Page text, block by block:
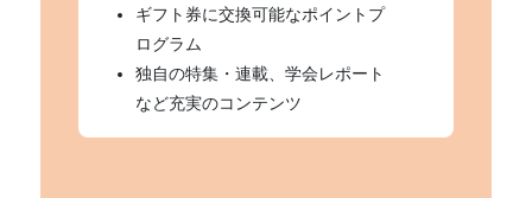
ギフト券に交換可能なポイントプ
ログラム
独自の特集・連載、学会レポート
など充実のコンテンツ